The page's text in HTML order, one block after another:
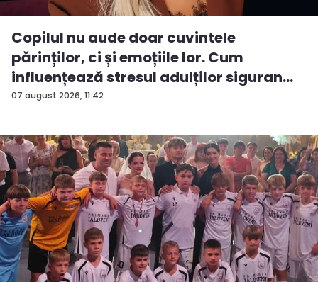
07 august 2026, 11:42
Copilul nu aude doar cuvintele
părinților, ci și emoțiile lor. Cum
influențează stresul adulților siguran...